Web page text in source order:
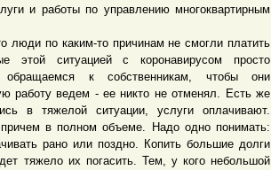
и работы по управлению многоквартирным
по каким-то причинам не смогли платить
этой ситуацией с коронавирусом просто
к собственникам, чтобы они
работу ведем - ее никто не отменял. Есть же
в тяжелой ситуации, услуги оплачивают.
в полном объеме. Надо одно понимать:
рано или поздно. Копить большие долги
тяжело их погасить. Тем, у кого небольшой